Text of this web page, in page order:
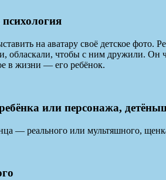
на аватару своё детское фото.
обласкали, чтобы с ним дружили. Он
в жизни — его ребёнок.
или персонажа,
— реального или мультяшного,